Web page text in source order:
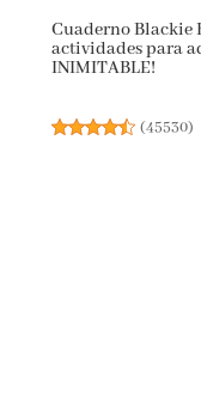
Cuaderno Blackie
actividades para
INIMITABLE!
(45530)